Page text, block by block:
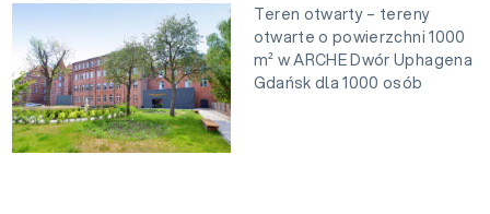
Teren otwarty – tereny
otwarte o powierzchni 1000
m² w ARCHE Dwór Uphagena
Gdańsk dla 1000 osób